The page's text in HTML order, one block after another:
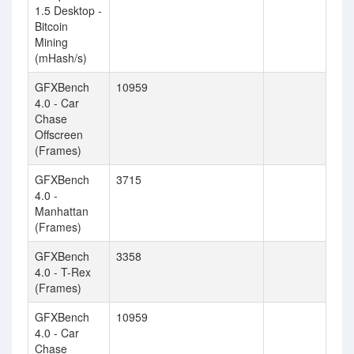
1.5 Desktop -
Bitcoin
Mining
(mHash/s)
GFXBench
4.0 - Car
Chase
Offscreen
(Frames)
10959
GFXBench
4.0 -
Manhattan
(Frames)
3715
GFXBench
4.0 - T-Rex
(Frames)
3358
GFXBench
4.0 - Car
Chase
10959